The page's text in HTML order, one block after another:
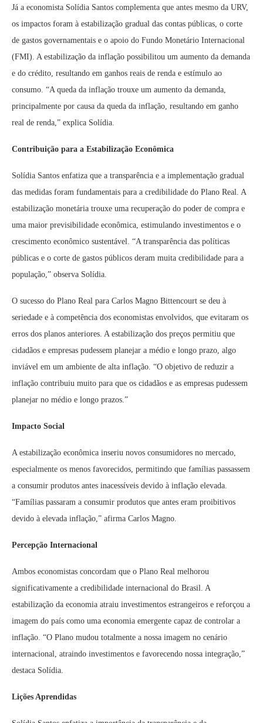
Já a economista Solídia Santos complementa que antes mesmo da URV,
os impactos foram à estabilização gradual das contas públicas, o corte
de gastos governamentais e o apoio do Fundo Monetário Internacional
(FMI). A estabilização da inflação possibilitou um aumento da demanda
e do crédito, resultando em ganhos reais de renda e estímulo ao
consumo. “A queda da inflação trouxe um aumento da demanda,
principalmente por causa da queda da inflação, resultando em ganho
real de renda,” explica Solídia.
Contribuição para a Estabilização Econômica
Solídia Santos enfatiza que a transparência e a implementação gradual
das medidas foram fundamentais para a credibilidade do Plano Real. A
estabilização monetária trouxe uma recuperação do poder de compra e
uma maior previsibilidade econômica, estimulando investimentos e o
crescimento econômico sustentável. “A transparência das políticas
públicas e o corte de gastos públicos deram muita credibilidade para a
população,” observa Solídia.
O sucesso do Plano Real para Carlos Magno Bittencourt se deu à
seriedade e à competência dos economistas envolvidos, que evitaram os
erros dos planos anteriores. A estabilização dos preços permitiu que
cidadãos e empresas pudessem planejar a médio e longo prazo, algo
inviável em um ambiente de alta inflação. “O objetivo de reduzir a
inflação contribuiu muito para que os cidadãos e as empresas pudessem
planejar no médio e longo prazos.”
Impacto Social
A estabilização econômica inseriu novos consumidores no mercado,
especialmente os menos favorecidos, permitindo que famílias passassem
a consumir produtos antes inacessíveis devido à inflação elevada.
“Famílias passaram a consumir produtos que antes eram proibitivos
devido à elevada inflação,” afirma Carlos Magno.
Percepção Internacional
Ambos economistas concordam que o Plano Real melhorou
significativamente a credibilidade internacional do Brasil. A
estabilização da economia atraiu investimentos estrangeiros e reforçou a
imagem do país como uma economia emergente capaz de controlar a
inflação. “O Plano mudou totalmente a nossa imagem no cenário
internacional, atraindo investimentos e favorecendo nossa integração,”
destaca Solídia.
Lições Aprendidas